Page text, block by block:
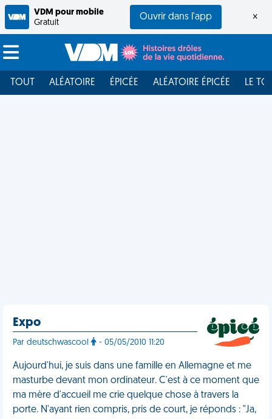
VDM pour mobile
Gratuit
Ouvrir dans l'app ×
TOUT ALÉATOIRE ÉPICÉE ALÉATOIRE ÉPICÉE LE
Expo
Par deutschwascool - 05/05/2010 11:20
Aujourd'hui, je suis dans une famille en Allemagne et me
masturbe devant mon ordinateur. C'est à ce moment que
ma mère d'accueil me crie quelque chose à travers la
porte. N'ayant rien compris, pris de court, je réponds : "Ja,